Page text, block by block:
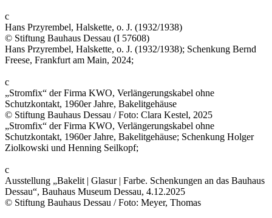
c
Hans Przyrembel, Halskette, o. J. (1932/1938)
© Stiftung Bauhaus Dessau (I 57608)
Hans Przyrembel, Halskette, o. J. (1932/1938); Schenkung Bernd
Freese, Frankfurt am Main, 2024;
c
„Stromfix“ der Firma KWO, Verlängerungskabel ohne
Schutzkontakt, 1960er Jahre, Bakelitgehäuse
© Stiftung Bauhaus Dessau / Foto: Clara Kestel, 2025
„Stromfix“ der Firma KWO, Verlängerungskabel ohne
Schutzkontakt, 1960er Jahre, Bakelitgehäuse; Schenkung Holger
Ziolkowski und Henning Seilkopf;
c
Ausstellung „Bakelit | Glasur | Farbe. Schenkungen an das Bauhaus
Dessau“, Bauhaus Museum Dessau, 4.12.2025
© Stiftung Bauhaus Dessau / Foto: Meyer, Thomas